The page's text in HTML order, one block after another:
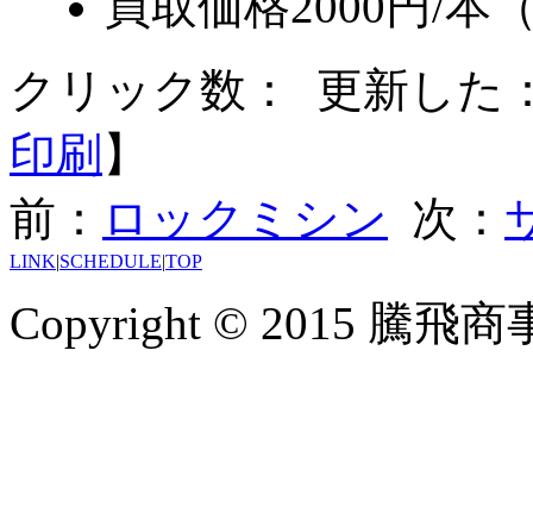
クリック数：
更新した
印刷 】
前： ロックミシン 次：
LINK SCHEDULE TOP
Copyright © 2015 騰飛商